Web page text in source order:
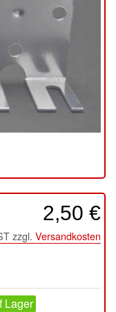
2,50 €
zzgl. Versandkosten
Lager